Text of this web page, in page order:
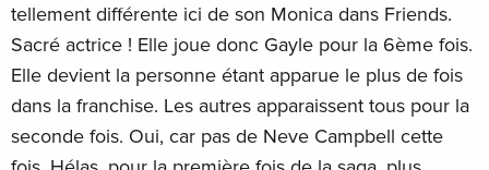
tellement différente ici de son Monica dans Friends.
Sacré actrice ! Elle joue donc Gayle pour la 6ème fois.
Elle devient la personne étant apparue le plus de fois
dans la franchise. Les autres apparaissent tous pour la
seconde fois. Oui, car pas de Neve Campbell cette